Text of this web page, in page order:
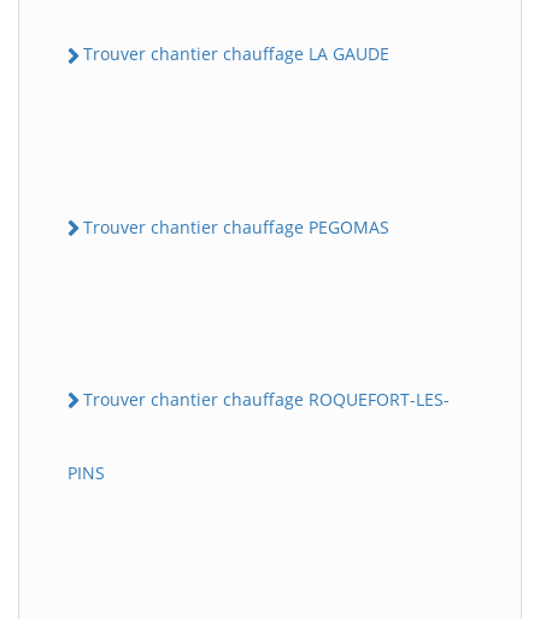
Trouver chantier chauffage LA GAUDE
Trouver chantier chauffage PEGOMAS
Trouver chantier chauffage ROQUEFORT-LES-
PINS